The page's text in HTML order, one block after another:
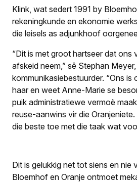
Klink, wat sedert 1991 by
rekeningkunde en ekonomie
die leisels as adjunkhoof
“Dit is met groot hartseer dat ons
afskeid neem,” sê Stephan
kommunikasiebestuurder. “Ons
haar en weet Anne-Marie se
puik administratiewe vermoë
reuse-­aanwins vir die
die beste toe met die taak wat
Dit is gelukkig net tot siens en nie
Bloemhof en Oranje ontmoet